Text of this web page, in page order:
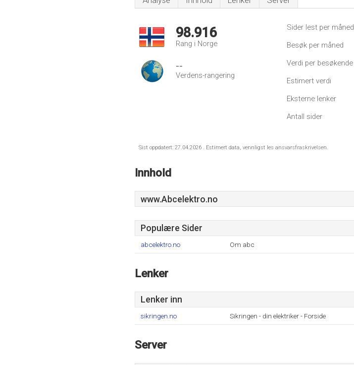
98.916
Rang i Norge
--
Verdens-rangering
Sider lest per måned
Besøk per måned
Verdi per besøkende
Estimert verdi
Eksterne lenker
Antall sider
Sist oppdatert: 27.04.2026 . Estimert data, vennligst les ansvarsfraskrivelsen.
Innhold
www.Abcelektro.no
Populære Sider
abcelektro.no Om abc
Lenker
Lenker inn
sikringen.no Sikringen - din elektriker - Forside
Server